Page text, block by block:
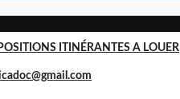
ITINÉRANTES A LOUER